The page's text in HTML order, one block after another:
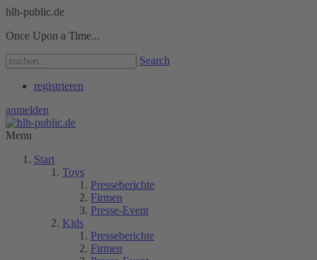
hlh-public.de
Once Upon a Time...
Search
registrieren
anmelden
Menu
Start
Toys
Presseberichte
Firmen
Presse-Event
Kids
Presseberichte
Firmen